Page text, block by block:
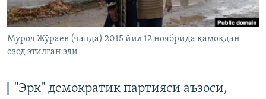
Мурод Жўраев (чапда) 2015 йил 12 ноябрида қамоқдан
озод этилган эди
"Эрк" демократик партияси аъзоси,